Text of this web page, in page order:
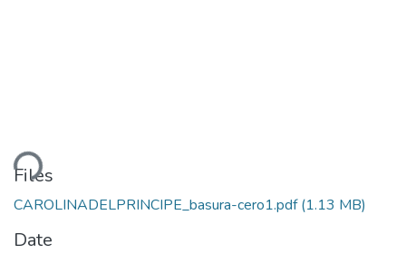
Files
CAROLINADELPRINCIPE_basura-cero1.pdf(1.13 MB)
Date